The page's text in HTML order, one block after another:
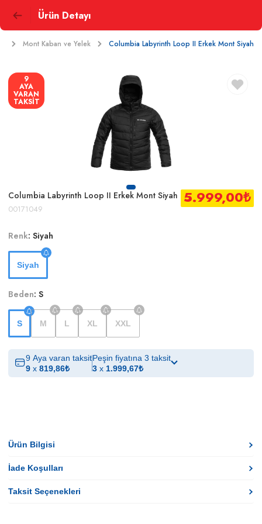
Ürün Detayı
Mont Kaban ve Yelek Columbia Labyrinth Loop II Erkek Mont Siyah
9
AYA
VARAN
TAKSİT
Columbia Labyrinth Loop II Erkek Mont Siyah
00171049
5.999,00₺
Renk: Siyah
Siyah
Beden: S
S M L XL XXL
9 Aya varan taksit
9 x 819,86₺
Peşin fiyatına 3 taksit
3 x 1.999,67₺
Ürün Bilgisi
İade Koşulları
Taksit Seçenekleri